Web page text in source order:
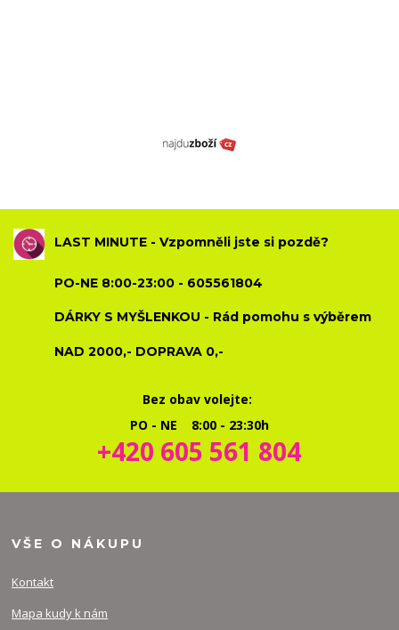
LAST MINUTE - Vzpomněli jste si pozdě?
PO-NE 8:00-23:00 - 605561804
DÁRKY S MYŠLENKOU - Rád pomohu s výběrem
NAD 2000,- DOPRAVA 0,-
Bez obav volejte:
PO - NE 8:00 - 23:30h
+420 605 561 804
VŠE O NÁKUPU
Kontakt
Mapa kudy k nám